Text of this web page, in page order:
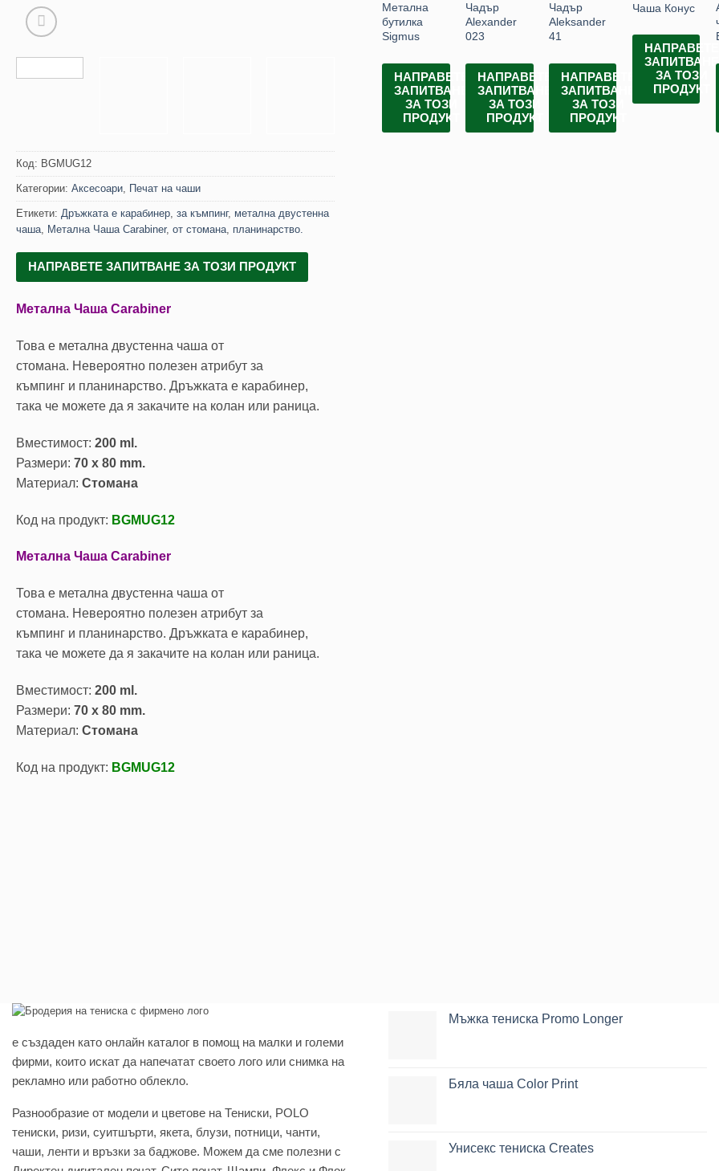
Код: BGMUG12
Категории: Аксесоари, Печат на чаши
Етикети: Дръжката е карабинер, за къмпинг, метална двустенна
чаша, Метална Чаша Carabiner, от стомана, планинарство.
НАПРАВЕТЕ ЗАПИТВАНЕ ЗА ТОЗИ ПРОДУКТ
Метална Чаша Carabiner
Това е метална двустенна чаша от
стомана. Невероятно полезен атрибут за
къмпинг и планинарство. Дръжката е карабинер,
така че можете да я закачите на колан или раница.
Вместимост: 200 ml.
Размери: 70 x 80 mm.
Материал: Стомана
Код на продукт: BGMUG12
Метална Чаша Carabiner
Това е метална двустенна чаша от
стомана. Невероятно полезен атрибут за
къмпинг и планинарство. Дръжката е карабинер,
така че можете да я закачите на колан или раница.
Вместимост: 200 ml.
Размери: 70 x 80 mm.
Материал: Стомана
Код на продукт: BGMUG12
Метална
бутилка
Sigmus
НАПРАВЕТЕ
ЗАПИТВАНЕ
ЗА ТОЗИ
ПРОДУКТ
Чадър
Alexander
023
НАПРАВЕТЕ
ЗАПИТВАНЕ
ЗА ТОЗИ
ПРОДУКТ
Чадър
Aleksander
41
НАПРАВЕТЕ
ЗАПИТВАНЕ
ЗА ТОЗИ
ПРОДУКТ
Чаша Конус
НАПРАВЕТЕ
ЗАПИТВАНЕ
ЗА ТОЗИ
ПРОДУКТ
e създаден като онлайн каталог в помощ на малки и големи
фирми, които искат да напечатат своето лого или снимка на
рекламно или работно облекло.
Разнообразие от модели и цветове на Тениски, POLO
тениски, ризи, суитшърти, якета, блузи, потници, чанти,
чаши, ленти и връзки за баджове. Можем да сме полезни с
Мъжка тениска Promo Longer
Бяла чаша Color Print
Унисекс тениска Creates